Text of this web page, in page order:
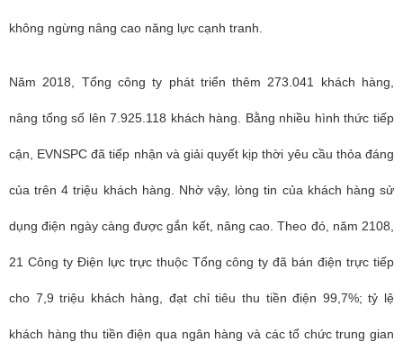
không ngừng nâng cao năng lực cạnh tranh.
Năm 2018, Tổng công ty phát triển thêm 273.041 khách hàng,
nâng tổng số lên 7.925.118 khách hàng. Bằng nhiều hình thức tiếp
cận, EVNSPC đã tiếp nhận và giải quyết kịp thời yêu cầu thỏa đáng
của trên 4 triệu khách hàng. Nhờ vậy, lòng tin của khách hàng sử
dụng điện ngày càng được gắn kết, nâng cao. Theo đó, năm 2108,
21 Công ty Điện lực trực thuộc Tổng công ty đã bán điện trực tiếp
cho 7,9 triệu khách hàng, đạt chỉ tiêu thu tiền điện 99,7%; tỷ lệ
khách hàng thu tiền điện qua ngân hàng và các tổ chức trung gian